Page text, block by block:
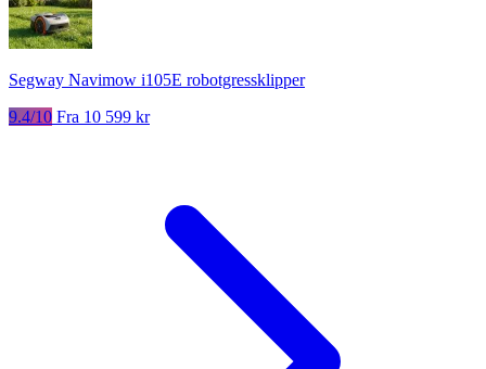
Segway Navimow i105E robotgressklipper
9.4/10 Fra 10 599 kr